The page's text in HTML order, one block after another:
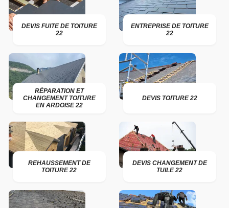
DEVIS FUITE DE TOITURE
22
ENTREPRISE DE TOITURE
22
RÉPARATION ET
CHANGEMENT TOITURE
EN ARDOISE 22
DEVIS TOITURE 22
REHAUSSEMENT DE
TOITURE 22
DEVIS CHANGEMENT DE
TUILE 22